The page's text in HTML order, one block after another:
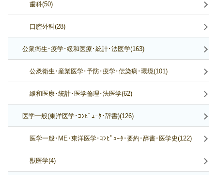
歯科(50)
口腔外科(28)
公衆衛生･疫学･緩和医療･統計･法医学(163)
公衆衛生･産業医学･予防･疫学･伝染病･環境(101)
緩和医療･統計･医学倫理･法医学(62)
医学一般(東洋医学･ｺﾝﾋﾟｭｰﾀ･辞書)(126)
医学一般･ME･東洋医学･ｺﾝﾋﾟｭｰﾀ･要約･辞書･医学史(122)
獣医学(4)